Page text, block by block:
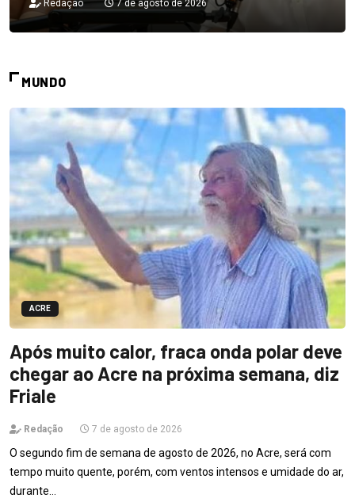
Redação 7 de agosto de 2026
MUNDO
ACRE
Após muito calor, fraca onda polar deve
chegar ao Acre na próxima semana, diz
Friale
Redação 7 de agosto de 2026
O segundo fim de semana de agosto de 2026, no Acre, será com
tempo muito quente, porém, com ventos intensos e umidade do ar,
durante…